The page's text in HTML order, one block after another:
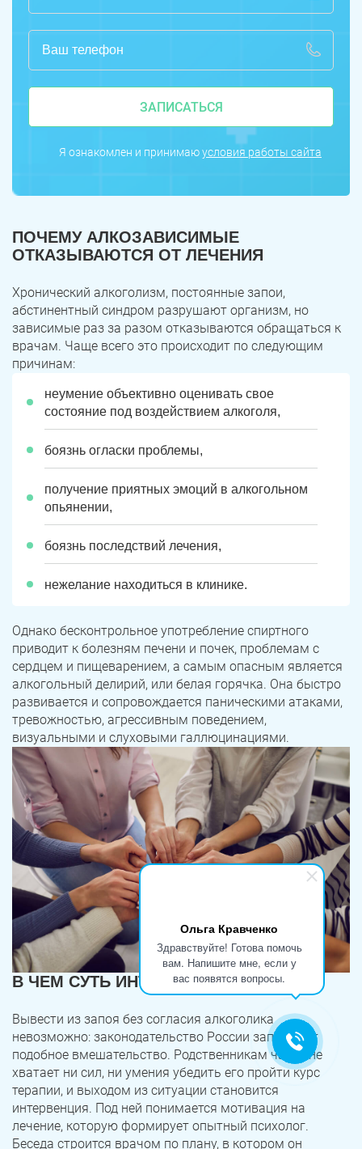
Ольга Кравченко
Здравствуйте! Готова помочь
вам. Напишите мне, если у
вас появятся вопросы.
ЗАПИСАТЬСЯ
Я ознакомлен и принимаюусловия работы сайта
ПОЧЕМУ АЛКОЗАВИСИМЫЕ
ОТКАЗЫВАЮТСЯ ОТ ЛЕЧЕНИЯ
Хронический алкоголизм, постоянные запои,
абстинентный синдром разрушают организм, но
зависимые раз за разом отказываются обращаться к
врачам. Чаще всего это происходит по следующим
причинам:
неумение объективно оценивать свое
состояние под воздействием алкоголя,
боязнь огласки проблемы,
получение приятных эмоций в алкогольном
опьянении,
боязнь последствий лечения,
нежелание находиться в клинике.
Однако бесконтрольное употребление спиртного
приводит к болезням печени и почек, проблемам с
сердцем и пищеварением, а самым опасным является
алкогольный делирий, или белая горячка. Она быстро
развивается и сопровождается паническими атаками,
тревожностью, агрессивным поведением,
визуальными и слуховыми галлюцинациями.
В ЧЕМ СУТЬ ИНТЕРВЕНЦИИ
Вывести из запоя без согласия алкоголика
невозможно: законодательство России запрещает
подобное вмешательство. Родственникам часто не
хватает ни сил, ни умения убедить его пройти курс
терапии, и выходом из ситуации становится
интервенция. Под ней понимается мотивация на
лечение, которую формирует опытный психолог.
Беседа строится врачом по плану, в котором он